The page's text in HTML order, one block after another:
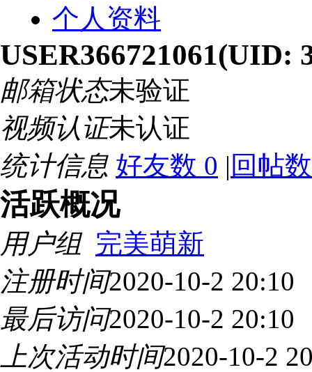
个人资料
USER366721061(UID:
邮箱状态未验证
视频认证未认证
统计信息 好友数 0 | 回帖
活跃概况
用户组 完美萌新
注册时间2020-10-2 20:10
最后访问2020-10-2 20:10
上次活动时间2020-10-2